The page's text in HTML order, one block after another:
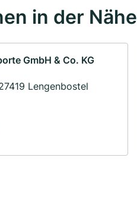
in der Nähe
GmbH & Co. KG
Lengenbostel